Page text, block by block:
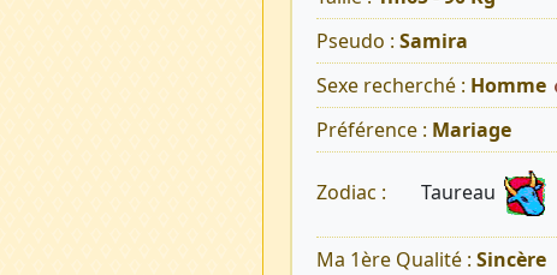
Pseudo : Samira
Sexe recherché : Homme
Préférence : Mariage
Zodiac : Taureau
Ma 1ère Qualité : Sincère